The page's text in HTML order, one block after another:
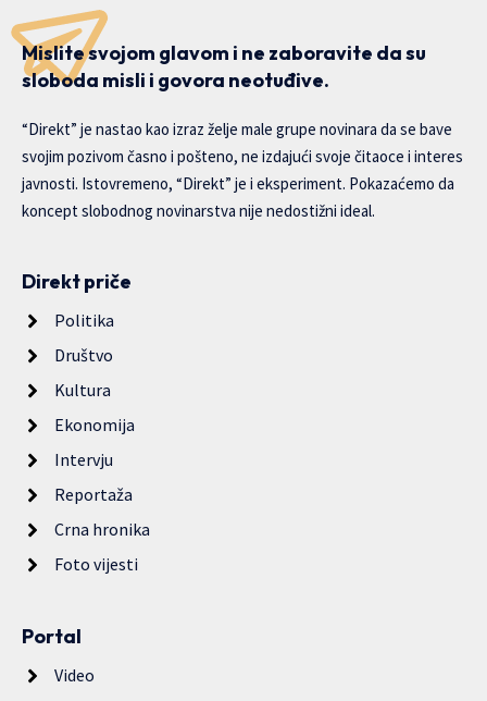
Mislite svojom glavom i ne zaboravite da su
sloboda misli i govora neotuđive.
“Direkt” je nastao kao izraz želje male grupe novinara da se bave
svojim pozivom časno i pošteno, ne izdajući svoje čitaoce i interes
javnosti. Istovremeno, “Direkt” je i eksperiment. Pokazaćemo da
koncept slobodnog novinarstva nije nedostižni ideal.
Direkt priče
Politika
Društvo
Kultura
Ekonomija
Intervju
Reportaža
Crna hronika
Foto vijesti
Portal
Video